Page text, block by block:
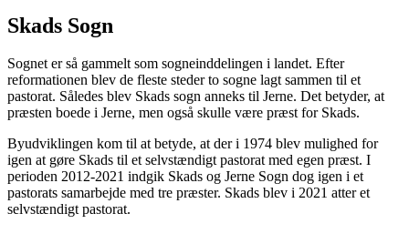
Skads Sogn
Sognet er så gammelt som sogneinddelingen i landet. Efter
reformationen blev de fleste steder to sogne lagt sammen til et
pastorat. Således blev Skads sogn anneks til Jerne. Det betyder, at
præsten boede i Jerne, men også skulle være præst for Skads.
Byudviklingen kom til at betyde, at der i 1974 blev mulighed for
igen at gøre Skads til et selvstændigt pastorat med egen præst. I
perioden 2012-2021 indgik Skads og Jerne Sogn dog igen i et
pastorats samarbejde med tre præster. Skads blev i 2021 atter et
selvstændigt pastorat.